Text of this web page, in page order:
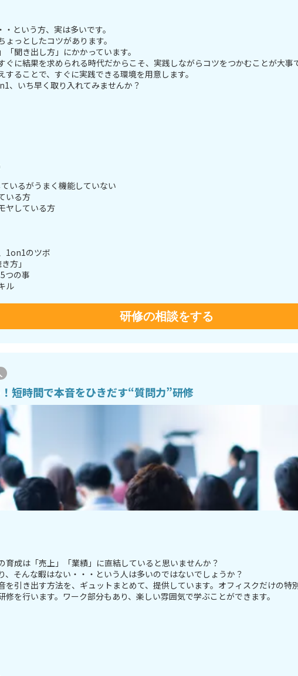
という方、実は多いです。
っとしたコツがあります。
聞き出し方」にかかっています。
ぐに結果を求められる時代だからこそ、実践しながらコツをつかむことが大事
ることで、すぐに実践できる環境を用意します。
、いち早く取り入れてみませんか？
いるがうまく機能していない
いる方
ヤしている方
1on1のツボ
方」
つの事
ル
研修の相談をする
短時間で本音をひきだす“質問力”研修
育成は「売上」「業績」に直結していると思いませんか？
、そんな暇はない・・・という人は多いのではないでしょうか？
を引き出す方法を、ギュットまとめて、提供しています。オフィスクだけの特
を行います。ワーク部分もあり、楽しい雰囲気で学ぶことができます。